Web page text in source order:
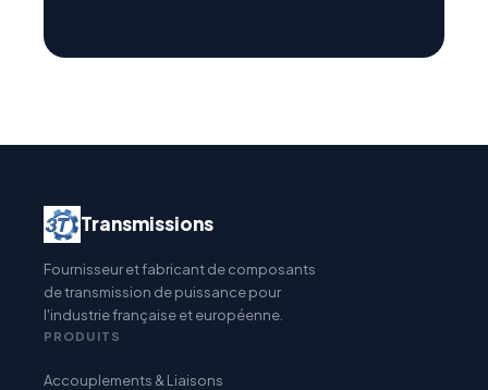
Transmissions
Fournisseur et fabricant de composants
de transmission de puissance pour
l'industrie française et européenne.
PRODUITS
Accouplements & Liaisons